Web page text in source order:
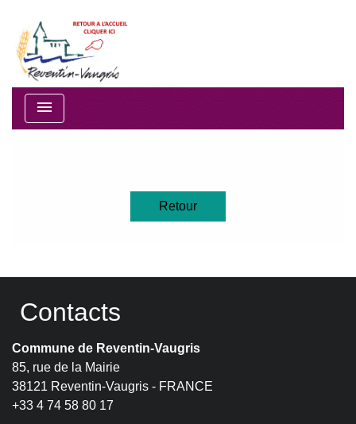
menu
Retour
Contacts
Commune de Reventin-Vaugris
85, rue de la Mairie
38121 Reventin-Vaugris - FRANCE
+33 4 74 58 80 17